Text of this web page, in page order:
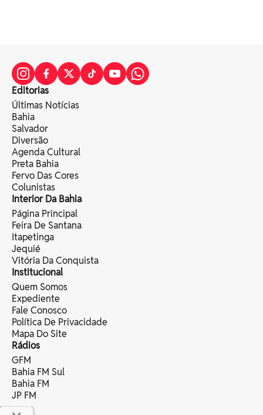
Editorias
Últimas Notícias
Bahia
Salvador
Diversão
Agenda Cultural
Preta Bahia
Fervo Das Cores
Colunistas
Interior Da Bahia
Página Principal
Feira De Santana
Itapetinga
Jequié
Vitória Da Conquista
Institucional
Quem Somos
Expediente
Fale Conosco
Política De Privacidade
Mapa Do Site
Rádios
GFM
Bahia FM Sul
Bahia FM
JP FM